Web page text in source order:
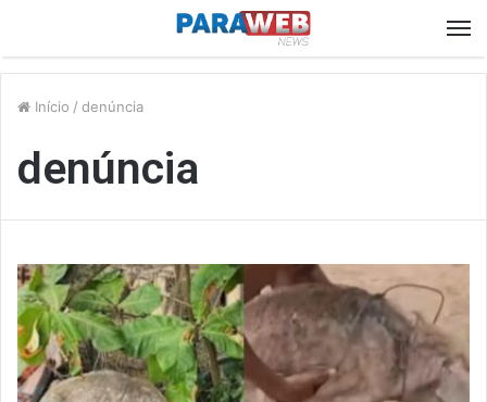
Início / denúncia
denúncia